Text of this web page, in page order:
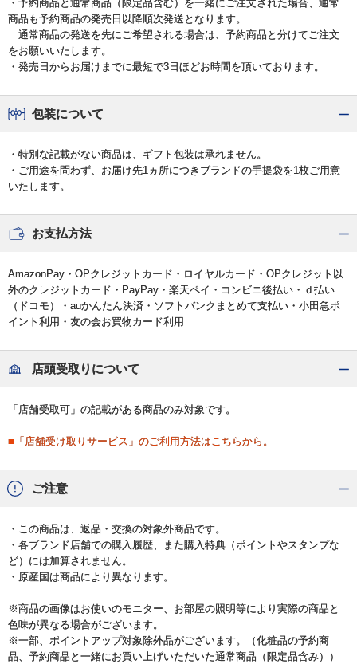
・予約商品と通常商品（限定品含む）を一緒にご注文された場合、通常
商品も予約商品の発売日以降順次発送となります。
通常商品の発送を先にご希望される場合は、予約商品と分けてご注文
をお願いいたします。
・発売日からお届けまでに最短で3日ほどお時間を頂いております。
包装について
・特別な記載がない商品は、ギフト包装は承れません。
・ご用途を問わず、お届け先1ヵ所につきブランドの手提袋を1枚ご用意
いたします。
お支払方法
AmazonPay・OPクレジットカード・ロイヤルカード・OPクレジット以
外のクレジットカード・PayPay・楽天ペイ・コンビニ後払い・ｄ払い
（ドコモ）・auかんたん決済・ソフトバンクまとめて支払い・小田急ポ
イント利用・友の会お買物カード利用
店頭受取りについて
「店舗受取可」の記載がある商品のみ対象です。
■「店舗受け取りサービス」のご利用方法はこちらから。
ご注意
・この商品は、返品・交換の対象外商品です。
・各ブランド店舗での購入履歴、また購入特典（ポイントやスタンプな
ど）には加算されません。
・原産国は商品により異なります。
※商品の画像はお使いのモニター、お部屋の照明等により実際の商品と
色味が異なる場合がございます。
※一部、ポイントアップ対象除外品がございます。（化粧品の予約商
品、予約商品と一緒にお買い上げいただいた通常商品（限定品含み））